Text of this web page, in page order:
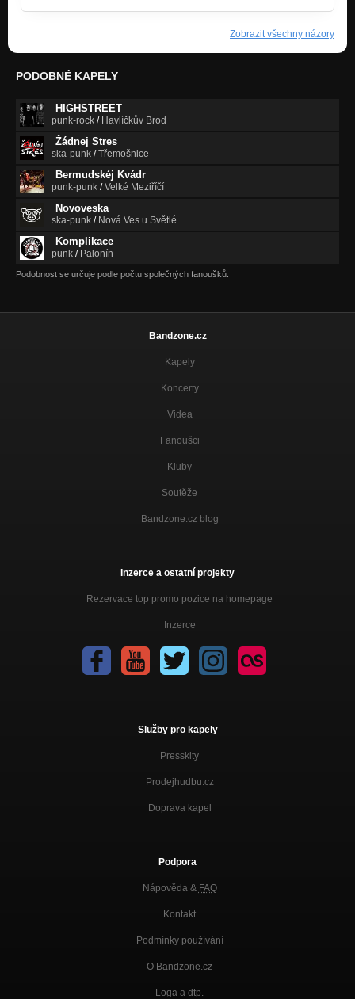
Zobrazit všechny názory
PODOBNÉ KAPELY
HIGHSTREET
punk-rock / Havlíčkův Brod
Žádnej Stres
ska-punk /Třemošnice
Bermudskéj Kvádr
punk-punk /Velké Meziříčí
Novoveska
ska-punk / Nová Ves u Světlé
Komplikace
punk / Palonín
Podobnost se určuje podle počtu společných fanoušků.
Bandzone.cz
Kapely
Koncerty
Videa
Fanoušci
Kluby
Soutěže
Bandzone.cz blog
Inzerce a ostatní projekty
Rezervace top promo pozice na homepage
Inzerce
Služby pro kapely
Presskity
Prodejhudbu.cz
Doprava kapel
Podpora
Nápověda & FAQ
Kontakt
Podmínky používání
O Bandzone.cz
Loga a dtp.